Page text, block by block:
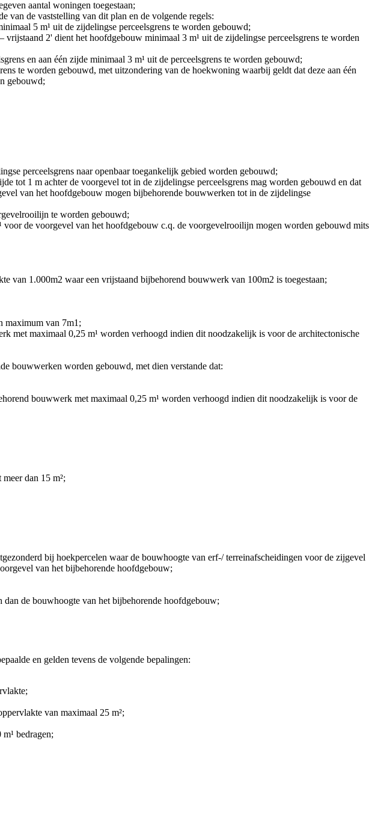
aantal woningen toegestaan;
van de vaststelling van dit plan en de volgende regels:
5 m¹ uit de zijdelingse perceelsgrens te worden gebouwd;
2' dient het hoofdgebouw minimaal 3 m¹ uit de zijdelingse perceelsgrens te worden
en aan één zijde minimaal 3 m¹ uit de perceelsgrens te worden gebouwd;
te worden gebouwd, met uitzondering van de hoekwoning waarbij geldt dat deze aan één
gebouwd;
perceelsgrens naar openbaar toegankelijk gebied worden gebouwd;
tot 1 m achter de voorgevel tot in de zijdelingse perceelsgrens mag worden gebouwd en dat
van het hoofdgebouw mogen bijbehorende bouwwerken tot in de zijdelingse
te worden gebouwd;
voor de voorgevel van het hoofdgebouw c.q. de voorgevelrooilijn mogen worden gebouwd mits
van 1.000m2 waar een vrijstaand bijbehorend bouwwerk van 100m2 is toegestaan;
maximum van 7m1 ;
met maximaal 0,25 m¹ worden verhoogd indien dit noodzakelijk is voor de architectonische
bouwwerken worden gebouwd, met dien verstande dat:
bouwwerk met maximaal 0,25 m¹ worden verhoogd indien dit noodzakelijk is voor de
dan 15 m²;
bij hoekpercelen waar de bouwhoogte van erf-/ terreinafscheidingen voor de zijgevel
van het bijbehorende hoofdgebouw;
dan de bouwhoogte van het bijbehorende hoofdgebouw;
en gelden tevens de volgende bepalingen:
van maximaal 25 m²;
bedragen;